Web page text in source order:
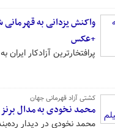
واکنش یزدانی به قهرمانی
+عکس
پرافتخارترین آزادکار
کشتی آزاد قهرمانی جهان
محمد نخودی به مدال